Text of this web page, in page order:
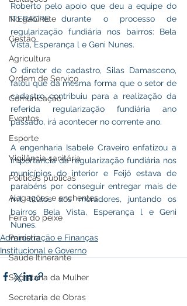
No gabinete
Gestão
Agricultura
Ordem de Serviço
Comunicação
Eventos
Esporte
Vigilância sanitária
Políticas públicas
Alagações e enchentes
Feira do peixe
Parceria
Saúde Itinerante
Secretaria da Mulher
Secretaria de Obras
Roberto pelo apoio que deu a equipe do
ITERACRE durante o processo de
regularização fundiária nos bairros: Bela
Vista, Esperança l e Geni Nunes.
O diretor de cadastro, Silas Damasceno,
falou que da mesma forma que o setor de
cadastro contribuiu para a realização da
referida regularização fundiária ano
passado, irá acontecer no corrente ano.
A engenharia Isabele Craveiro enfatizou a
importância da regularização fundiária nos
municípios do interior e Feijó estava de
parabéns por conseguir entregar mais de
mil títulos aos moradores, juntando os
bairros Bela Vista, Esperança l e Geni
Nunes.
Administração e Finanças
Institucional e Governo